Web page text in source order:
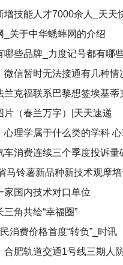
增技能人才7000余人_天天
_关于中华蟋蟀网的介绍
哪些品牌_力度记号都有哪
微信暂时无法接通有几种
兰克福联系巴黎想签埃基
片（春兰万字）|天天速递
心理学属于什么类的学科
车消费连续三个季度投诉
马铃薯新品种新技术观摩
家国内技术对口单位
角共绘“幸福圈”
消费价格首度“转负”_时讯
合肥轨道交通1号线三期人